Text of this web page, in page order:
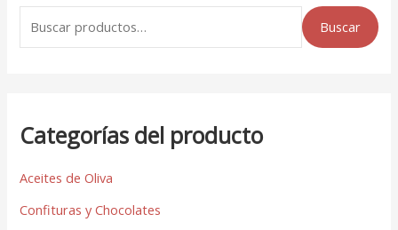
Buscar
Categorías del producto
Aceites de Oliva
Confituras y Chocolates